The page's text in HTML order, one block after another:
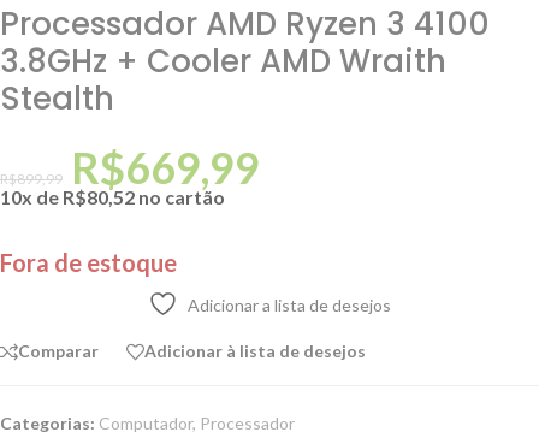
Processador AMD Ryzen 3 4100
3.8GHz + Cooler AMD Wraith
Stealth
R$899,99 R$669,99
10x de R$80,52 no cartão
Fora de estoque
Adicionar a lista de desejos
Comparar Adicionar à lista de desejos
Categorias: Computador, Processador